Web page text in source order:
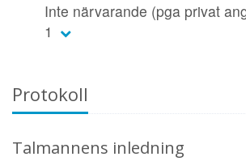
Inte närvarande (pga privat
1
Protokoll
Talmannens inledning